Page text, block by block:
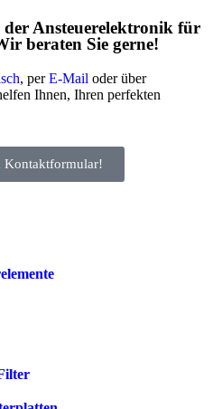
der Ansteuerelektronik für
beraten Sie gerne!
, perE-Mail oder über
Ihnen, Ihren perfekten
Kontaktformular!